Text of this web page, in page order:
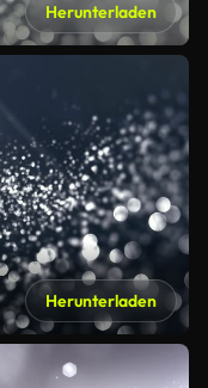
Herunterladen
Herunterladen